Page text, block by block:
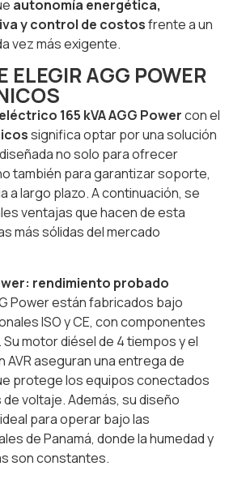
autonomía energética,
y control de costosfrente a un
vez más exigente.
ELEGIR AGG POWER
165 kVA AGG Powercon el
significa optar por una solución
no solo para ofrecer
también para garantizar soporte,
a largo plazo. A continuación, se
ventajas que hacen de esta
más sólidas del mercado
rendimiento probado
Power están fabricados bajo
ISO y CE, con componentes
Su motor diésel de 4 tiempos y el
AVR aseguran una entrega de
protege los equipos conectados
voltaje. Además, su diseño
para operar bajo las
de Panamá, donde la humedad y
son constantes.